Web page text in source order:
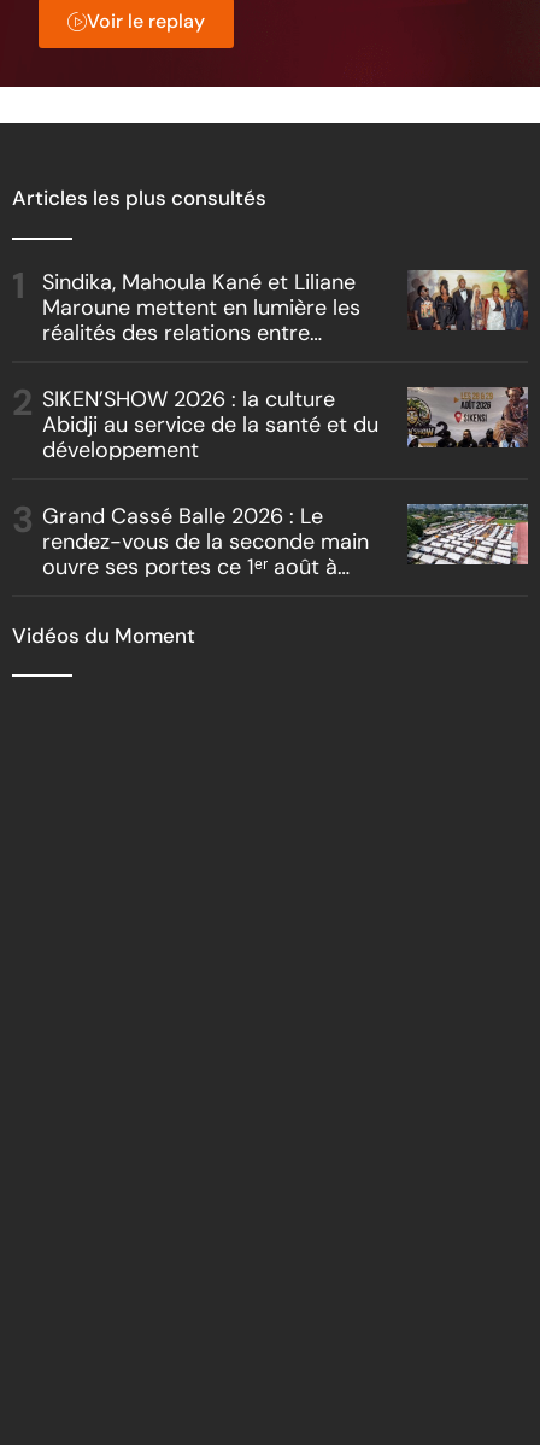
Voir le replay
Articles les plus consultés
Sindika, Mahoula Kané et Liliane
Maroune mettent en lumière les
réalités des relations entre
SIKEN’SHOW 2026 : la culture
Abidji au service de la santé et du
développement
Grand Cassé Balle 2026 : Le
rendez-vous de la seconde main
ouvre ses portes ce 1ᵉʳ août à
Vidéos du Moment